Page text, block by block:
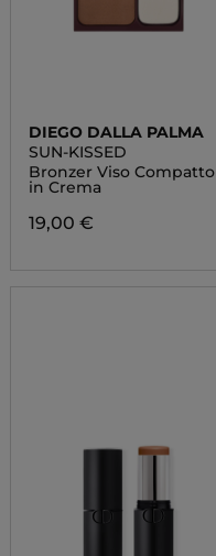
DIEGO DALLA PALMA
SUN-KISSED
Bronzer Viso Compatto
in Crema
19,00 €